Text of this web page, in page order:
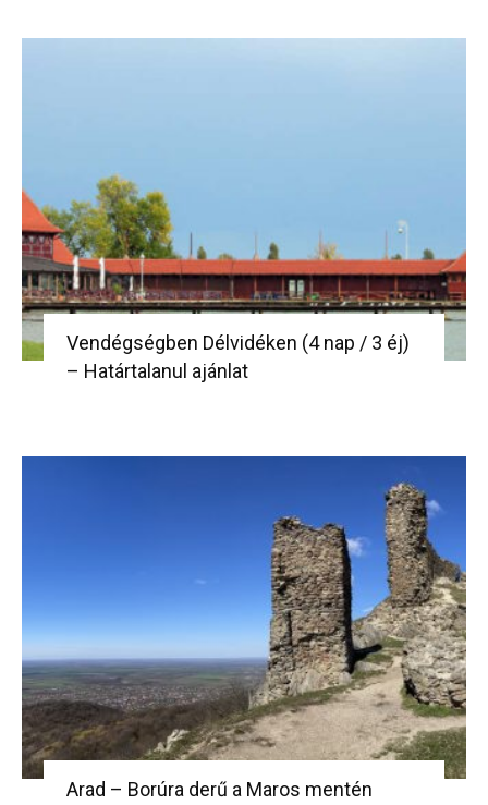
Vendégségben Délvidéken (4 nap / 3 éj)
– Határtalanul ajánlat
Arad – Borúra derű a Maros mentén